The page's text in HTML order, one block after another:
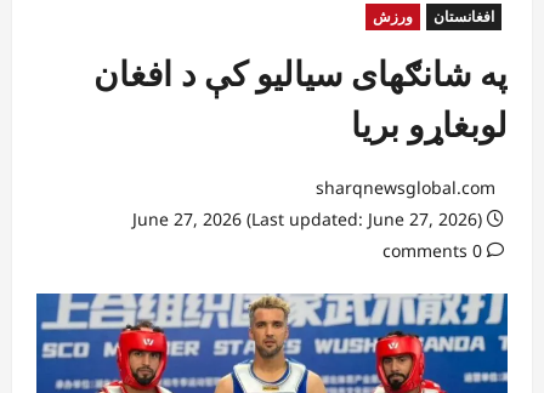
افغانستان ورزش
په شانګهای سیالیو کې د افغان
لوبغاړو بریا
sharqnewsglobal.com
0 comments